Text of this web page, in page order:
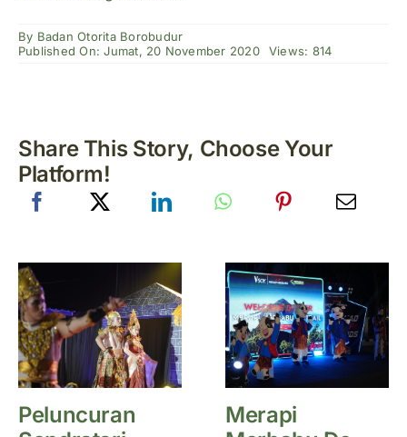
By Badan Otorita Borobudur
Published On: Jumat, 20 November 2020
Views: 814
Share This Story, Choose Your
Platform!
Peluncuran
Merapi